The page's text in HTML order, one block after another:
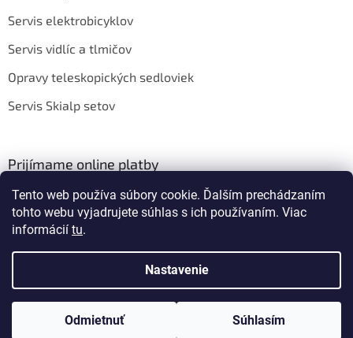
Tento web používa súbory cookie. Ďalším prechádzaním
tohto webu vyjadrujete súhlas s ich používaním. Viac
informácií tu.
Nastavenie
Odmietnuť Súhlasím
Servis elektrobicyklov
Servis vidlíc a tlmičov
Opravy teleskopických sedloviek
Servis Skialp setov
Prijímame online platby
Vytvoril Shoptet
Copyright 2026 . Všetky práva vyhradené.